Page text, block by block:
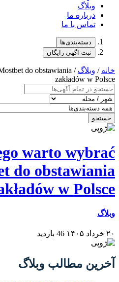
وبلاگ
درباره ما
تماس با ما
دسته‌بندی‌ها
ثبت اگهی رایگان
خانه / وبلاگ
do obstawiania
zakładów w Polsce
جستجو
warto wybrać
do obstawiania
w Polsce
وبلاگ
۲۰ خرداد ۱۴۰۵ 46 بازدید
آخرین مطالب وبلاگ